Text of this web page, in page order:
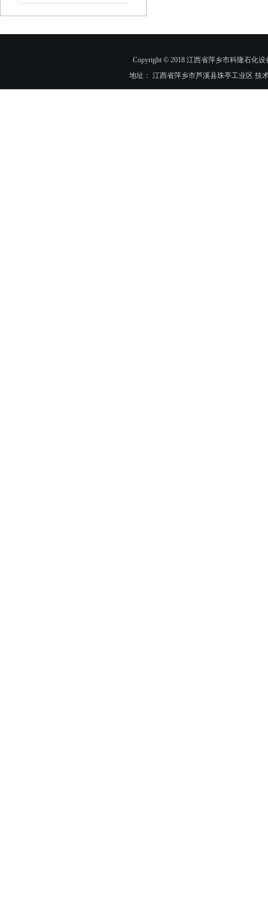
Copyright © 2018 江西省萍乡市科隆石化
地址： 江西省萍乡市芦溪县珠亭工业区 技